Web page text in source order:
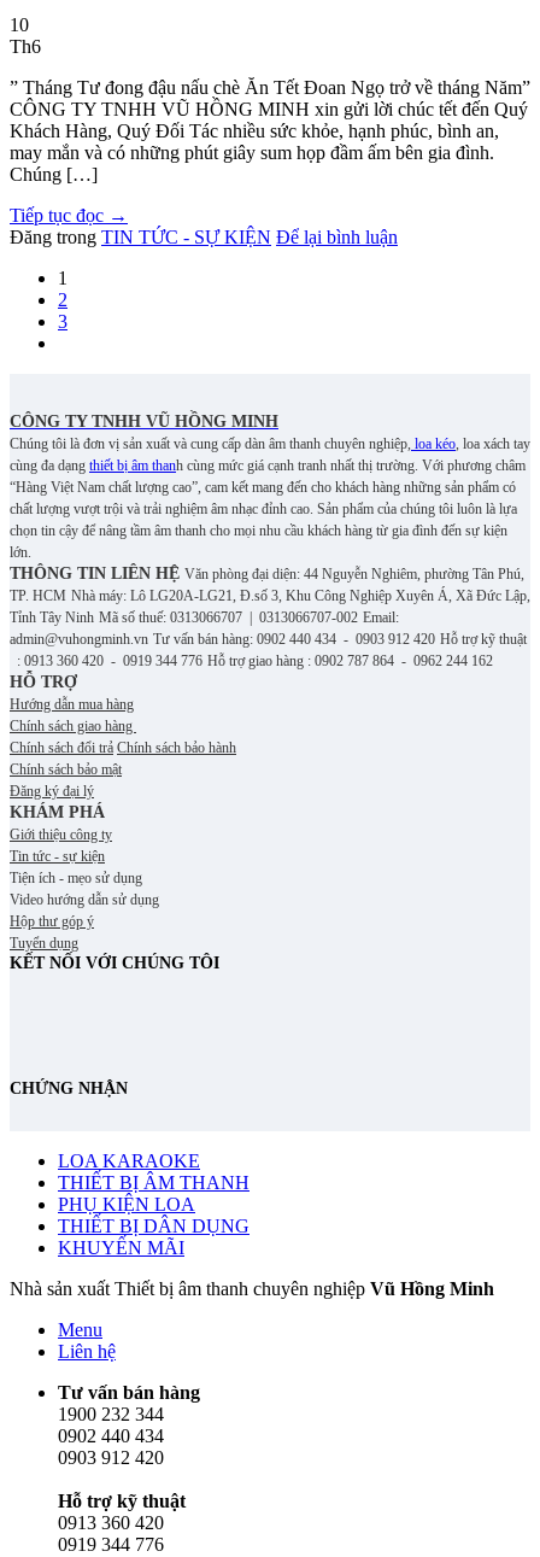
10
Th6
” Tháng Tư đong đậu nấu chè Ăn Tết Đoan Ngọ trở về tháng Năm”
CÔNG TY TNHH VŨ HỒNG MINH xin gửi lời chúc tết đến Quý
Khách Hàng, Quý Đối Tác nhiều sức khỏe, hạnh phúc, bình an,
may mắn và có những phút giây sum họp đầm ấm bên gia đình.
Chúng […]
Tiếp tục đọc →
Đăng trong TIN TỨC - SỰ KIỆN Để lại bình luận
1
2
3
CÔNG TY TNHH VŨ HỒNG MINH
Chúng tôi là đơn vị sản xuất và cung cấp dàn âm thanh chuyên nghiệp, loa kéo, loa xách tay
cùng đa dạng thiết bị âm thanh cùng mức giá cạnh tranh nhất thị trường. Với phương châm
“Hàng Việt Nam chất lượng cao”, cam kết mang đến cho khách hàng những sản phẩm có
chất lượng vượt trội và trải nghiệm âm nhạc đỉnh cao. Sản phẩm của chúng tôi luôn là lựa
chọn tin cậy để nâng tầm âm thanh cho mọi nhu cầu khách hàng từ gia đình đến sự kiện
lớn.
THÔNG TIN LIÊN HỆ Văn phòng đại diện: 44 Nguyễn Nghiêm, phường Tân Phú,
TP. HCM Nhà máy: Lô LG20A-LG21, Đ.số 3, Khu Công Nghiệp Xuyên Á, Xã Đức Lập,
Tỉnh Tây Ninh Mã số thuế: 0313066707 | 0313066707-002 Email:
admin@vuhongminh.vn Tư vấn bán hàng: 0902 440 434 - 0903 912 420 Hỗ trợ kỹ thuật
: 0913 360 420 - 0919 344 776 Hỗ trợ giao hàng : 0902 787 864 - 0962 244 162
HỖ TRỢ
Hướng dẫn mua hàng
Chính sách giao hàng
Chính sách đổi trả Chính sách bảo hành
Chính sách bảo mật
Đăng ký đại lý
KHÁM PHÁ
Giới thiệu công ty
Tin tức - sự kiện
Tiện ích - mẹo sử dụng
Video hướng dẫn sử dụng
Hộp thư góp ý
Tuyển dụng
KẾT NỐI VỚI CHÚNG TÔI
CHỨNG NHẬN
LOA KARAOKE
THIẾT BỊ ÂM THANH
PHỤ KIỆN LOA
THIẾT BỊ DÂN DỤNG
KHUYẾN MÃI
Nhà sản xuất Thiết bị âm thanh chuyên nghiệp Vũ Hồng Minh
Menu
Liên hệ
Tư vấn bán hàng
1900 232 344
0902 440 434
0903 912 420
Hỗ trợ kỹ thuật
0913 360 420
0919 344 776